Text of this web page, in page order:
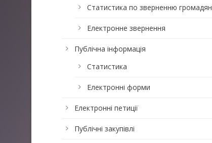
Статистика по зверненню громадян
Електронне звернення
Публічна інформація
Статистика
Електронні форми
Електронні петиції
Публічні закупівлі